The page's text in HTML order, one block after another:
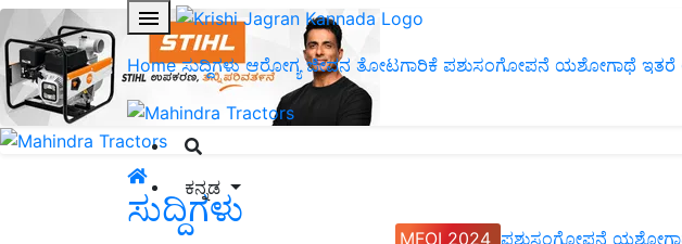
Home ಸುದ್ದಿಗಳು ಆರೋಗ್ಯ ಜೀವನ ತೋಟಗಾರಿಕೆ ಪಶುಸಂಗೋಪನೆ ಯಶೋಗಾಥೆ ಇತರೆ
ಕನ್ನಡ
MFOI 2024 ಪಶುಸಂಗೋಪನೆ
ಸುದ್ದಿಗಳು